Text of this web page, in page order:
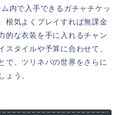
内で入手できるガチャチケッ
根気よくプレイすれば無課金
的な衣装を手に入れるチャン
スタイルや予算に合わせて、
で、ツリネバの世界をさらに
ょう。